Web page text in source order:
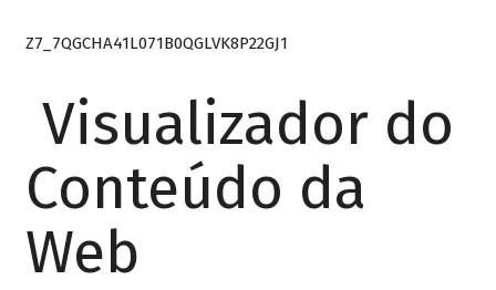
Z7_7QGCHA41L071B0QGLVK8P22GJ1
Visualizador do
Conteúdo da
Web